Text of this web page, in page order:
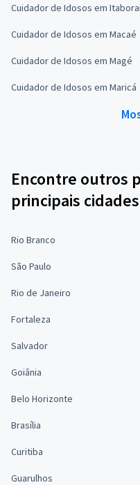
Cuidador de Idosos em
Cuidador de Idosos em Macaé
Cuidador de Idosos em Magé
Cuidador de Idosos em Maricá
Encontre outros
principais cidades
Rio Branco
São Paulo
Rio de Janeiro
Fortaleza
Salvador
Goiânia
Belo Horizonte
Brasília
Curitiba
Guarulhos